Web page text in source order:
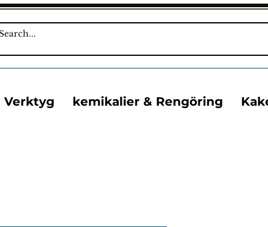
Verktyg kemikalier & Rengöring